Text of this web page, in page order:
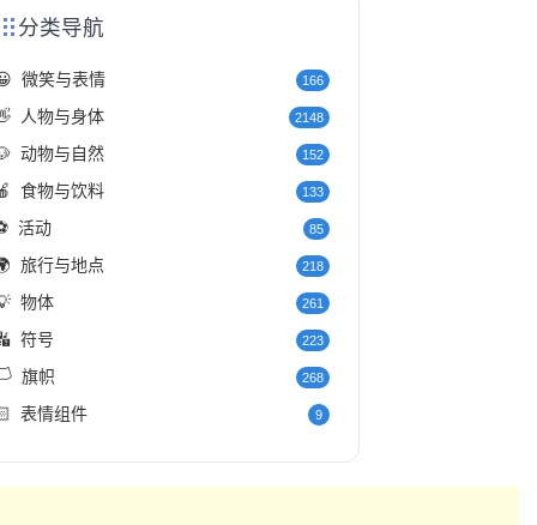
分类导航
微笑与表情 166
人物与身体 2148
动物与自然 152
食物与饮料 133
活动 85
旅行与地点 218
物体 261
符号 223
旗帜 268
表情组件 9